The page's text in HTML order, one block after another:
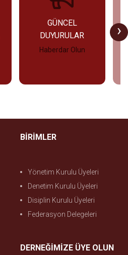
›
GÜNCEL
DUYURULAR
Haberdar Olun
BİRİMLER
Yönetim Kurulu Üyeleri
Denetim Kurulu Üyeleri
Disiplin Kurulu Üyeleri
Federasyon Delegeleri
DERNEĞİMİZE ÜYE OLUN